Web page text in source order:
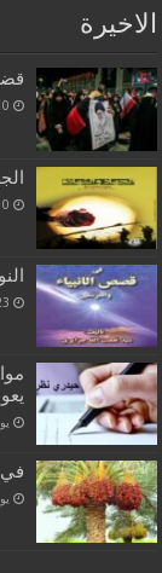
الاخيرة
في